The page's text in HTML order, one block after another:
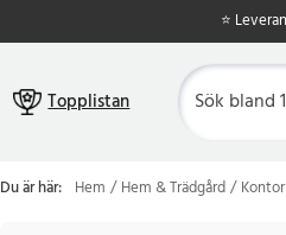
⭐
Topplistan
Du är här: Hem Hem & Trädgård Kontor